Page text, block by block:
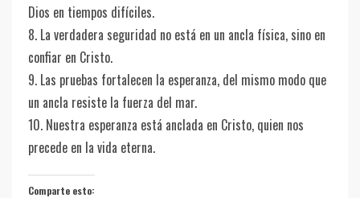
Dios en tiempos difíciles.
8. La verdadera seguridad no está en un ancla física, sino en
confiar en Cristo.
9. Las pruebas fortalecen la esperanza, del mismo modo que
un ancla resiste la fuerza del mar.
10. Nuestra esperanza está anclada en Cristo, quien nos
precede en la vida eterna.
Comparte esto: